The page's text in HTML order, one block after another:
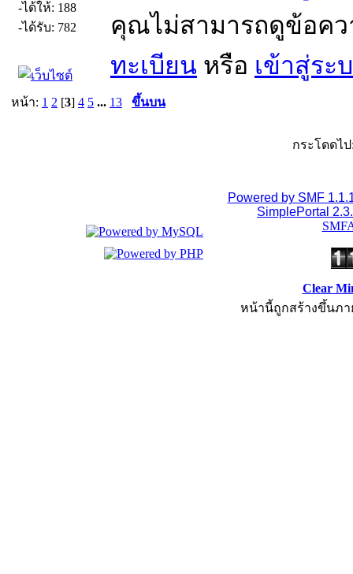
-ได้ให้: 188
-ได้รับ: 782
คุณไม่สามารถดูข้อค
ทะเบียน หรือ เข้าสู่ระ
หน้า: 1 2 [3] 4 5 ... 13 ขึ้นบน
กระโดดไป
Powered by SMF
SimplePortal
Clear
หน้านี้ถูกสร้างขึ้นภา